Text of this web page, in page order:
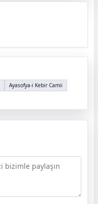
Ayasofya-i Kebir Camii